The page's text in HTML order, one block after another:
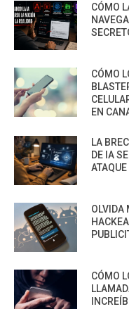
CÓMO
CÓMO
EN
LA
DE IA
OLVIDA
CÓMO